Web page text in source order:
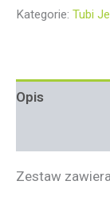
Kategorie: Tubi
Opis
Zestaw